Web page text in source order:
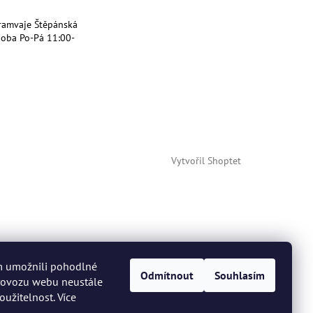
umožnili pohodlné
webu neustále
Více
Odmítnout Souhlasím
Štěpánská
Po-Pá 11:00-
Vytvořil Shoptet